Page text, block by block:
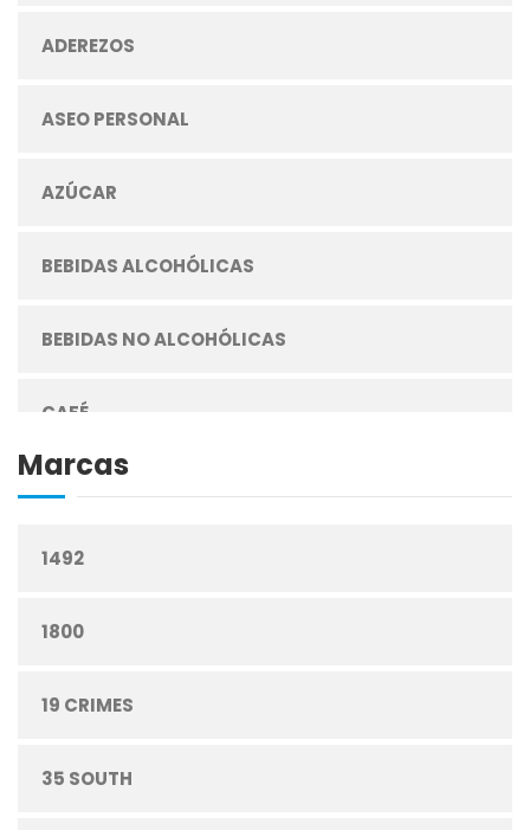
ADEREZOS
ASEO PERSONAL
AZÚCAR
BEBIDAS ALCOHÓLICAS
BEBIDAS NO ALCOHÓLICAS
CAFÉ
CIGARRILLOS
CONFITERÍA
CONGELADOS
CUIDADO PERSONAL
Marcas
1492
1800
19 CRIMES
35 SOUTH